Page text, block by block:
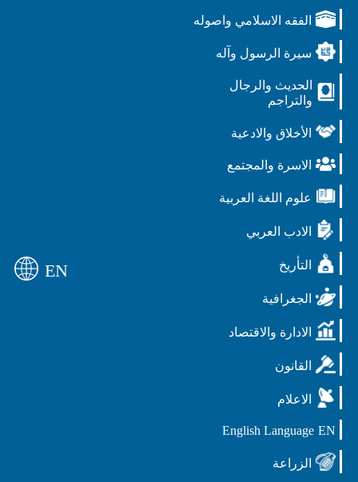
الفقه الاسلامي واصوله
سيرة الرسول وآله
الحديث والرجال
والتراجم
الأخلاق والادعية
الاسرة والمجتمع
علوم اللغة العربية
الادب العربي
التأريخ
الجغرافية
الادارة والاقتصاد
القانون
الاعلام
EN
English Language
الزراعة
EN